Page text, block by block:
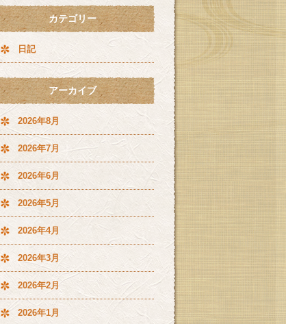
カテゴリー
日記
アーカイブ
2026年8月
2026年7月
2026年6月
2026年5月
2026年4月
2026年3月
2026年2月
2026年1月